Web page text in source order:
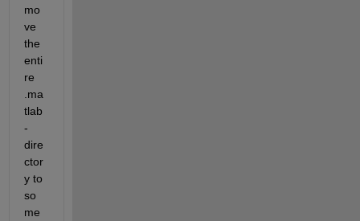
mo
ve
the
enti
re
.ma
tlab
-
dire
ctor
y to
so
me